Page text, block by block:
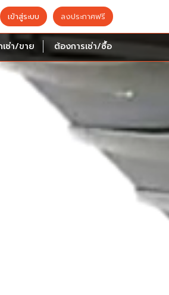
เข้าสู่ระบบ ลงประกาศฟรี
เช่า/ขาย ต้องการเช่า/ซื้อ